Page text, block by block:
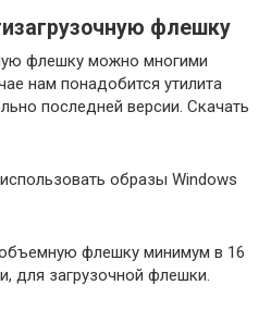
флешку
флешку можно многими
нам понадобится утилита
последней версии. Скачать
образы Windows
флешку минимум в 16
для загрузочной флешки.